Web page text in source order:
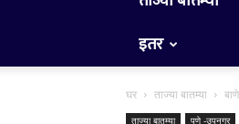
इतर
घर ताज्या बातम्या
ताज्या बातम्या पुणे -उपनगर